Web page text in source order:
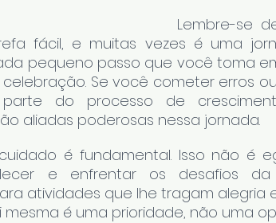
Lembre-se
fácil, e muitas vezes é uma
pequeno passo que você toma
Se você cometer erros
do processo de
aliadas poderosas nessa jornada.
é fundamental. Isso não é
e enfrentar os desafios da
atividades que lhe tragam alegria
mesma é uma prioridade, não uma